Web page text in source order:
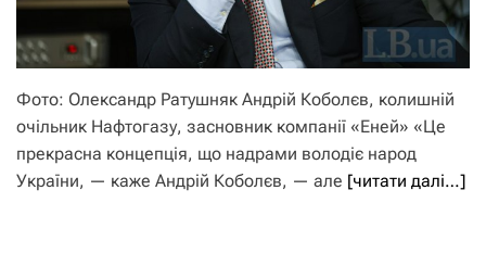
Фото: Олександр Ратушняк Андрій Коболєв, колишній
очільник Нафтогазу, засновник компанії «Еней» «Це
прекрасна концепція, що надрами володіє народ
України, — каже Андрій Коболєв, — але [читати далі…]